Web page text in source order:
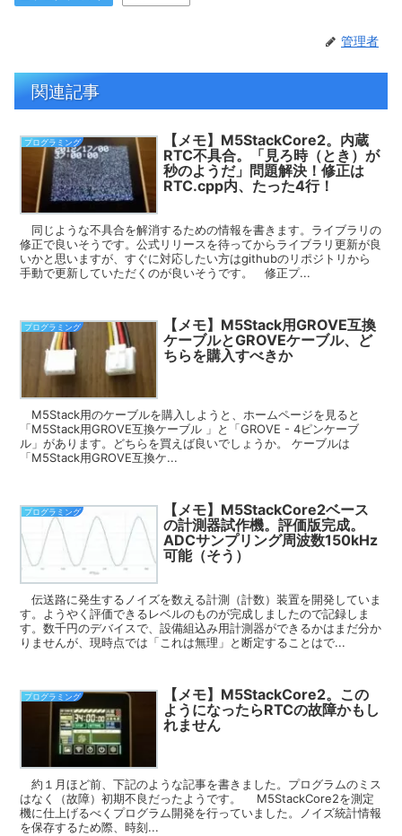
管理者
関連記事
プログラミング
【メモ】M5StackCore2。内蔵
RTC不具合。「見ろ時（とき）が
秒のようだ」問題解決！修正は
RTC.cpp内、たった4行！
同じような不具合を解消するための情報を書きます。ライブラリの
修正で良いそうです。公式リリースを待ってからライブラリ更新が良
いかと思いますが、すぐに対応したい方はgithubのリポジトリから
手動で更新していただくのが良いそうです。 修正プ...
プログラミング
【メモ】M5Stack用GROVE互換
ケーブルとGROVEケーブル、ど
ちらを購入すべきか
M5Stack用のケーブルを購入しようと、ホームページを見ると
「M5Stack用GROVE互換ケーブル 」と「GROVE - 4ピンケーブ
ル」があります。どちらを買えば良いでしょうか。 ケーブルは
「M5Stack用GROVE互換ケ...
プログラミング
【メモ】M5StackCore2ベース
の計測器試作機。評価版完成。
ADCサンプリング周波数150kHz
可能（そう）
伝送路に発生するノイズを数える計測（計数）装置を開発していま
す。ようやく評価できるレベルのものが完成しましたので記録しま
す。数千円のデバイスで、設備組込み用計測器ができるかはまだ分か
りませんが、現時点では「これは無理」と断定することはで...
プログラミング
【メモ】M5StackCore2。この
ようになったらRTCの故障かもし
れません
約１月ほど前、下記のような記事を書きました。プログラムのミス
はなく（故障）初期不良だったようです。 M5StackCore2を測定
機に仕上げるべくプログラム開発を行っていました。ノイズ統計情報
を保存するため際、時刻...